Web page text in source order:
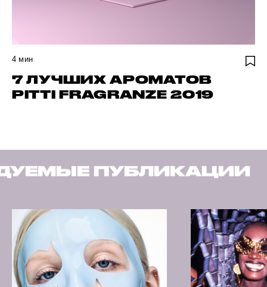
4 мин
7 ЛУЧШИХ АРОМАТОВ
PITTI FRAGRANZE 2019